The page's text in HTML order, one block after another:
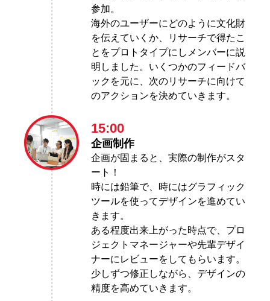
参加。
海外のユーザーにどのように文化財
を伝えていくか、リサーチで得たこ
とをプロトタイプにしメンバーに説
明しました。いくつかのフィードバ
ックを元に、次のリサーチに向けて
のアクションを決めていきます。
15:00
企画制作
企画が固まると、実際の制作がスタ
ート！
時には鉛筆で、時にはグラフィック
ツールを使ってデザインを進めてい
きます。
ある程度出来上がった時点で、プロ
ジェクトマネージャーや先輩デザイ
ナーにレビューをしてもらいます。
少しずつ修正しながら、デザインの
精度を高めていきます。